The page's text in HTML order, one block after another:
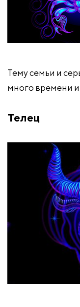
Тему семьи и
много времени и
Телец